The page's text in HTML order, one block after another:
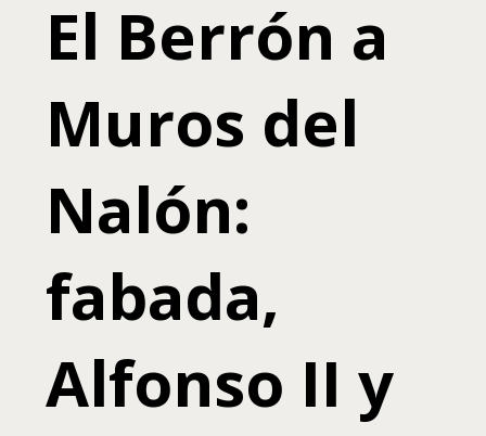
El Berrón a
Muros del
Nalón:
fabada,
Alfonso II y